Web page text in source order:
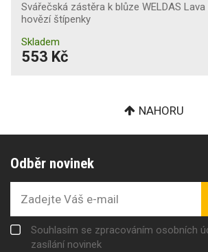
Svářečská zástěra k blůze WELDAS
hovězí štípenky
Skladem
553 Kč
NAHORU
Odběr novinek
Souhlasím se zpracováním osobních
zasílání novinek